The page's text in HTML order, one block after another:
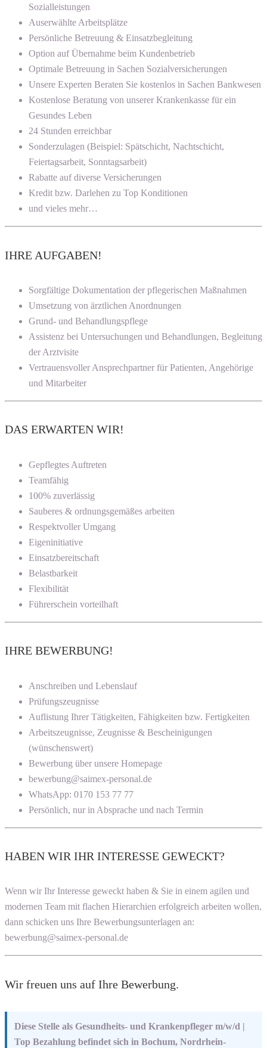
Sozialleistungen
Auserwählte Arbeitsplätze
Persönliche Betreuung & Einsatzbegleitung
Option auf Übernahme beim Kundenbetrieb
Optimale Betreuung in Sachen Sozialversicherungen
Unsere Experten Beraten Sie kostenlos in Sachen Bankwesen
Kostenlose Beratung von unserer Krankenkasse für ein
Gesundes Leben
24 Stunden erreichbar
Sonderzulagen (Beispiel: Spätschicht, Nachtschicht,
Feiertagsarbeit, Sonntagsarbeit)
Rabatte auf diverse Versicherungen
Kredit bzw. Darlehen zu Top Konditionen
und vieles mehr…
IHRE AUFGABEN!
Sorgfältige Dokumentation der pflegerischen Maßnahmen
Umsetzung von ärztlichen Anordnungen
Grund- und Behandlungspflege
Assistenz bei Untersuchungen und Behandlungen, Begleitung
der Arztvisite
Vertrauensvoller Ansprechpartner für Patienten, Angehörige
und Mitarbeiter
DAS ERWARTEN WIR!
Gepflegtes Auftreten
Teamfähig
100% zuverlässig
Sauberes & ordnungsgemäßes arbeiten
Respektvoller Umgang
Eigeninitiative
Einsatzbereitschaft
Belastbarkeit
Flexibilität
Führerschein vorteilhaft
IHRE BEWERBUNG!
Anschreiben und Lebenslauf
Prüfungszeugnisse
Auflistung Ihrer Tätigkeiten, Fähigkeiten bzw. Fertigkeiten
Arbeitszeugnisse, Zeugnisse & Bescheinigungen
(wünschenswert)
Bewerbung über unsere Homepage
bewerbung@saimex-personal.de
WhatsApp: 0170 153 77 77
Persönlich, nur in Absprache und nach Termin
HABEN WIR IHR INTERESSE GEWECKT?
Wenn wir Ihr Interesse geweckt haben & Sie in einem agilen und
modernen Team mit flachen Hierarchien erfolgreich arbeiten wollen,
dann schicken uns Ihre Bewerbungsunterlagen an:
bewerbung@saimex-personal.de
Wir freuen uns auf Ihre Bewerbung.
Diese Stelle als Gesundheits- und Krankenpfleger m/w/d |
Top Bezahlung befindet sich in Bochum, Nordrhein-